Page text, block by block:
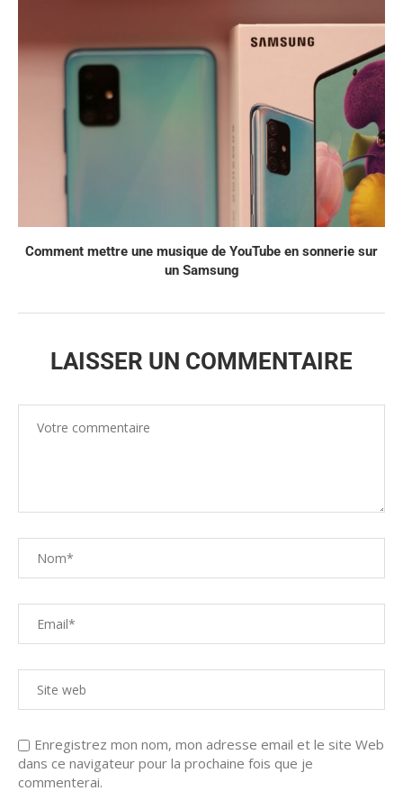
Comment mettre une musique de YouTube en sonnerie sur
un Samsung
LAISSER UN COMMENTAIRE
Enregistrez mon nom, mon adresse email et le site Web
dans ce navigateur pour la prochaine fois que je
commenterai.